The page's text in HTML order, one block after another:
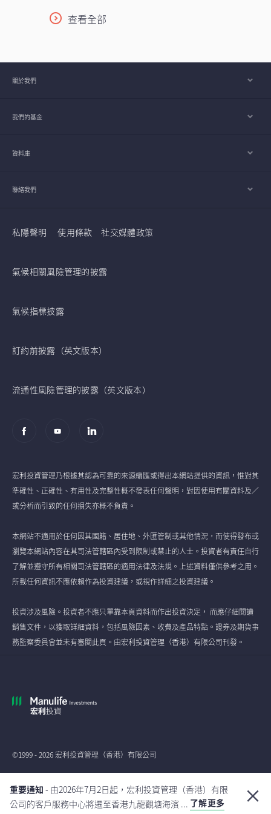
查看全部
關於我們
我們的基金
資料庫
聯絡我們
私隱聲明 使用條款 社交媒體政策
氣候相關風險管理的披露
氣候指標披露
訂約前披露（英文版本）
流通性風險管理的披露（英文版本）
宏利投資管理乃根據其認為可靠的來源編匯或得出本網站提供的資訊，惟對其
準確性、正確性、有用性及完整性概不發表任何聲明，對因使用有關資料及／
或分析而引致的任何損失亦概不負責。
本網站不適用於任何因其國籍、居住地、外匯管制或其他情況，而使得發布或
瀏覽本網站內容在其司法管轄區內受到限制或禁止的人士。投資者有責任自行
了解並遵守所有相關司法管轄區的適用法律及法規。上述資料僅供參考之用。
所載任何資訊不應依賴作為投資建議，或視作詳細之投資建議。
投資涉及風險。投資者不應只單靠本頁資料而作出投資決定， 而應仔細閱讀
銷售文件，以獲取詳細資料，包括風險因素、收費及產品特點。證券及期貨事
務監察委員會並未有審閱此頁。由宏利投資管理（香港）有限公司刊發。
©1999 - 2026 宏利投資管理（香港）有限公司
重要通知 - 由2026年7月2日起，宏利投資管理（香港）有限
公司的客戶服務中心將遷至香港九龍觀塘海濱 ... 了解更多